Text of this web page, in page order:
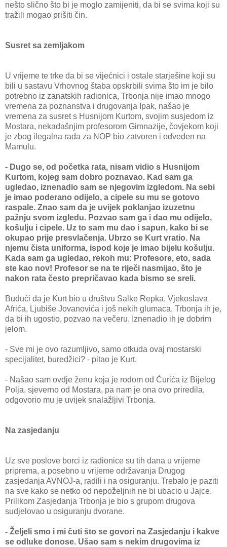
nešto slično što bi je moglo zamijeniti, da bi se svima koji su
tražili mogao prišiti čin.
Susret sa zemljakom
U vrijeme te trke da bi se vijećnici i ostale starješine koji su
bili u sastavu Vrhovnog štaba opskrbili svima što im je bilo
potrebno iz zanatskih radionica, Trbonja nije imao mnogo
vremena za poznanstva i drugovanja Ipak, našao je
vremena za susret s Husnijom Kurtom, svojim susjedom iz
Mostara, nekadašnjim profesorom Gimnazije, čovjekom koji
je zbog ilegalna rada za NOP bio zatvoren i odveden na
Mamulu.
- Dugo se, od početka rata, nisam vidio s Husnijom
Kurtom, kojeg sam dobro poznavao. Kad sam ga
ugledao, iznenadio sam se njegovim izgledom. Na sebi
je imao poderano odijelo, a cipele su mu se gotovo
raspale. Znao sam da je uvijek poklanjao izuzetnu
pažnju svom izgledu. Pozvao sam ga i dao mu odijelo,
košulju i cipele. Uz to sam mu dao i sapun, kako bi se
okupao prije presvlačenja. Ubrzo se Kurt vratio. Na
njemu čista uniforma, ispod koje je imao bijelu košulju.
Kada sam ga ugledao, rekoh mu: Profesore, eto, sada
ste kao nov! Profesor se na te riječi nasmijao, što je
nakon rata često prepričavao kada bismo se sreli.
Budući da je Kurt bio u društvu Salke Repka, Vjekoslava
Afrića, Ljubiše Jovanovića i još nekih glumaca, Trbonja ih je,
da bi ih ugostio, pozvao na večeru. Iznenadio ih je dobrim
jelom.
- Sve mi je ovo razumljivo, samo otkuda ovaj mostarski
specijalitet, buredžici? - pitao je Kurt.
- Našao sam ovdje ženu koja je rodom od Ćurića iz Bijelog
Polja, sjeverno od Mostara, pa nam je ona ovo priredila,
odgovorio mu je uvijek snalažljivi Trbonja.
Na zasjedanju
Uz sve poslove borci iz radionice su tih dana u vrijeme
priprema, a posebno u vrijeme održavanja Drugog
zasjedanja AVNOJ-a, radili i na osiguranju. Trebalo je paziti
na sve kako se netko od nepoželjnih ne bi ubacio u Jajce.
Prilikom Zasjedanja Trbonja je bio s grupom drugova
sudjelovao u osiguranju dvorane.
- Željeli smo i mi čuti što se govori na Zasjedanju i kakve
se odluke donose. Ušao sam s nekim drugovima iz